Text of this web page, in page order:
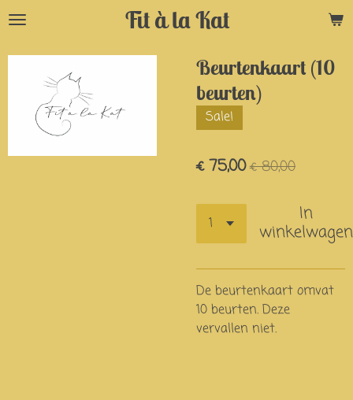
Ga
naar
hoofdinhoud
Fit à la Kat
Beurtenkaart (10
beurten)
Sale!
€ 75,00€ 80,00
In
winkelwagen
De beurtenkaart omvat
10 beurten. Deze
vervallen niet.